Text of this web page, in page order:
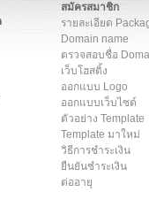
สมัครสมาชิก
รายละเอียด
Domain name
ตรวจสอบชื่อ
เว็บโฮสติ้ง
ออกแบบ Logo
ออกแบบเว็บไซต์
ตัวอย่าง Template
Template มาใหม่
วิธีการชำระเงิน
ยืนยันชำระเงิน
ต่ออายุ